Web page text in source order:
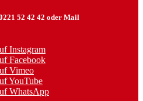
52 42 42 oder Mail